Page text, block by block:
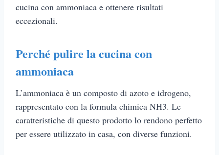
cucina con ammoniaca e ottenere risultati
eccezionali.
Perché pulire la cucina con
ammoniaca
L’ammoniaca è un composto di azoto e idrogeno,
rappresentato con la formula chimica NH3. Le
caratteristiche di questo prodotto lo rendono perfetto
per essere utilizzato in casa, con diverse funzioni.